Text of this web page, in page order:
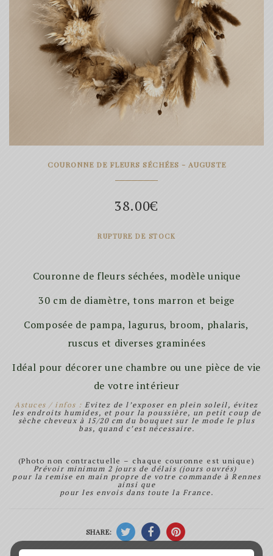
COURONNE DE FLEURS SÉCHÉES - AUGUSTE
38.00€
RUPTURE DE STOCK
Couronne de fleurs séchées, modèle unique
30 cm de diamètre, tons marron et beige
Composée de pampa, lagurus, broom, phalaris,
ruscus et diverses graminées
Idéal pour décorer une chambre ou une pièce de vie
de votre intérieur
Astuces / infos : Evitez de l’exposer en plein soleil, évitez
les endroits humides, et pour la poussière, un petit coup de
sèche cheveux à 15/20 cm du bouquet sur le mode le plus
bas, quand c’est nécessaire.
(Photo non contractuelle – chaque couronne est unique)
Prévoir minimum 2 jours de délais (jours ouvrés)
pour la remise en main propre de votre commande à Rennes
ainsi que
pour les envois dans toute la France.
SHARE: